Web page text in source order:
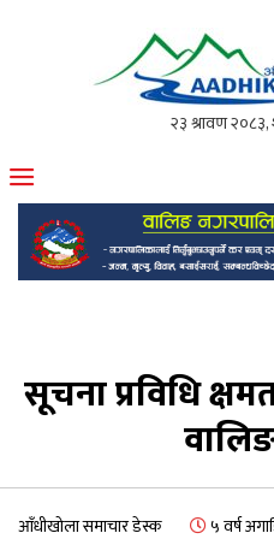
मोफसलकै लोकप्रिय अनलाइन
सूचना प्रविधि
आँधीखोला समाचार डेस्क ५ वर्ष